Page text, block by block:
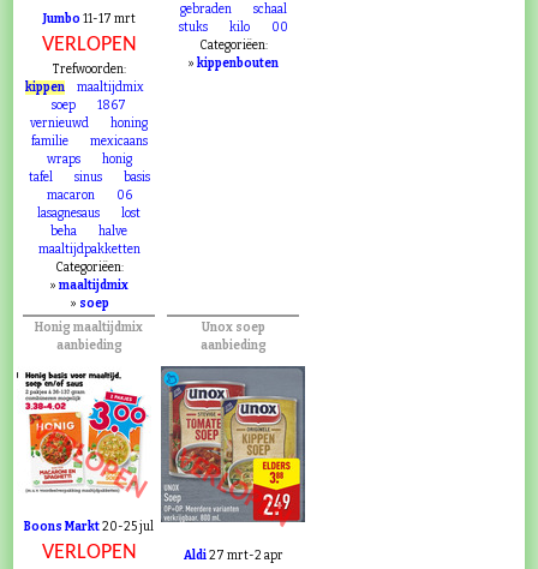
Jumbo 11-17 mrt
VERLOPEN
Trefwoorden:
kippen
maaltijdmix
soep
1867
vernieuwd
honing
familie
mexicaans
wraps
honig
tafel
sinus
basis
macaron
06
lasagnesaus
lost
beha
halve
maaltijdpakketten
Categoriëen:
»maaltijdmix
» soep
gebraden
schaal
stuks
kilo
00
Categoriëen:
»kippenbouten
Honig maaltijdmix
aanbieding
VERLOPEN
Boons Markt20-25 jul
VERLOPEN
Unox soep
aanbieding
VERLOPEN
Aldi27 mrt-2 apr